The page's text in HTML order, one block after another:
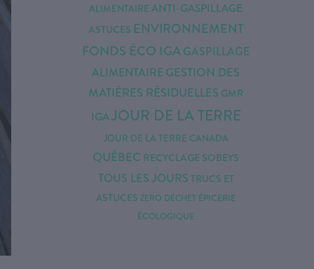
ALIMENTAIRE ANTI-GASPILLAGE
ASTUCES ENVIRONNEMENT
FONDS ÉCO IGAGASPILLAGE
ALIMENTAIREGESTION DES
MATIÈRES RÉSIDUELLES GMR
IGAJOUR DE LA TERRE
JOUR DE LA TERRE CANADA
QUÉBEC RECYCLAGE SOBEYS
TOUS LES JOURS TRUCS ET
ASTUCES ZERO DÉCHET ÉPICERIE
ÉCOLOGIQUE